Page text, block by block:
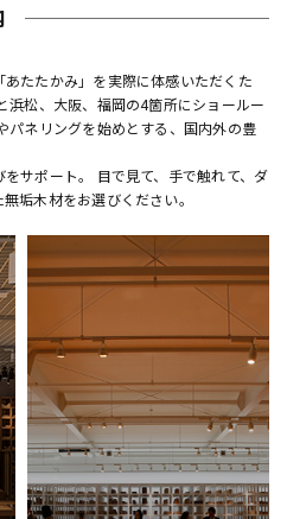
たたかみ」を実際に体感いただくた
浜松、大阪、福岡の4箇所にショールー
パネリングを始めとする、国内外の豊
サポート。 目で見て、手で触れて、ダ
垢木材をお選びください。